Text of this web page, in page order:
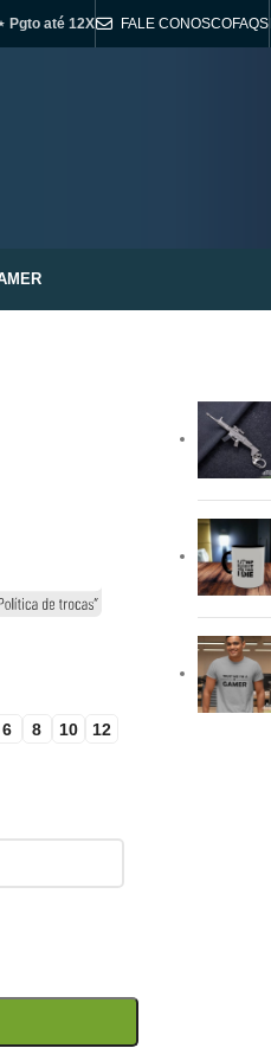
Pgto até 12X FALE CONOSCOFAQS
6 8 10 12